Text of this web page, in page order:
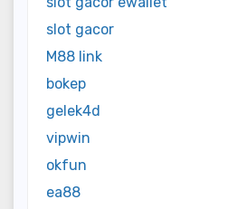
slot gacor
M88 link
bokep
gelek4d
vipwin
okfun
ea88